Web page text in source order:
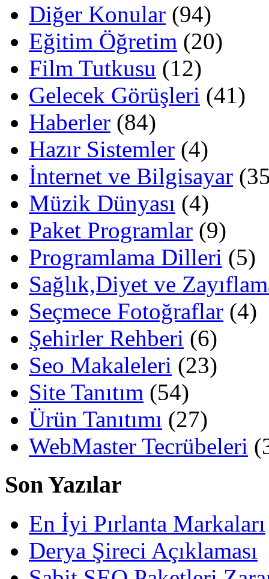
Diğer Konular (94)
Eğitim Öğretim (20)
Film Tutkusu (12)
Gelecek Görüşleri (41)
Haberler (84)
Hazır Sistemler (4)
İnternet ve Bilgisayar
Müzik Dünyası (4)
Paket Programlar (9)
Programlama Dilleri (5)
Sağlık,Diyet ve
Seçmece Fotoğraflar (4)
Şehirler Rehberi (6)
Seo Makaleleri (23)
Site Tanıtım (54)
Ürün Tanıtımı (27)
WebMaster Tecrübeleri
Son Yazılar
En İyi Pırlanta Markaları
Derya Şireci Açıklaması